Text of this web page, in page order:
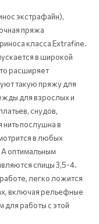
экстрафайн),
пряжа
класса Extrafine.
в широкой
расширяет
такую пряжу для
для взрослых и
снудов,
послушна в
в любых
оптимальным
спицы 3,5-4.
легко ложится
включая рельефные
работы с этой